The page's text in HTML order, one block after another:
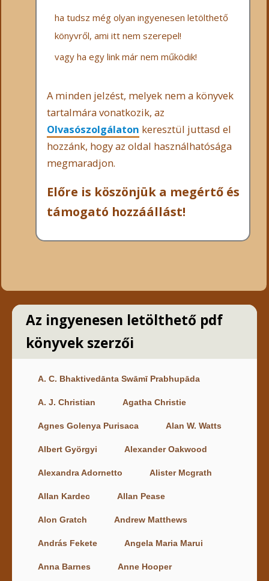
ha tudsz még olyan ingyenesen letölthető
könyvről, ami itt nem szerepel!
vagy ha egy link már nem működik!
A minden jelzést, melyek nem a könyvek
tartalmára vonatkozik, az
Olvasószolgálaton keresztül juttasd el
hozzánk, hogy az oldal használhatósága
megmaradjon.
Előre is köszönjük a megértő és
támogató hozzáállást!
Az ingyenesen letölthető pdf
könyvek szerzői
A. C. Bhaktivedānta Swāmī Prabhupāda
A. J. Christian Agatha Christie
Agnes Golenya Purisaca Alan W. Watts
Albert Györgyi Alexander Oakwood
Alexandra Adornetto Alister Mcgrath
Allan Kardec Allan Pease
Alon Gratch Andrew Matthews
András Fekete Angela Maria Marui
Anna Barnes Anne Hooper